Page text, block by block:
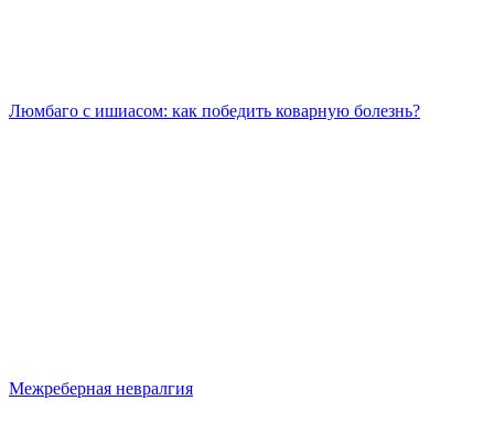
Люмбаго с ишиасом: как победить коварную болезнь?
Межреберная невралгия